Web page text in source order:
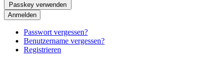
Passkey verwenden
Anmelden
Passwort vergessen?
Benutzername vergessen?
Registrieren